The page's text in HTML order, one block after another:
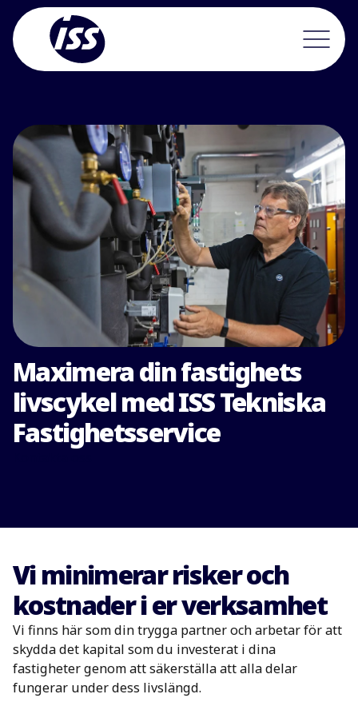
Maximera din fastighets
livscykel med ISS Tekniska
Fastighetsservice
Vi minimerar risker och
kostnader i er verksamhet
Vi finns här som din trygga partner och arbetar för att
skydda det kapital som du investerat i dina
fastigheter genom att säkerställa att alla delar
fungerar under dess livslängd.